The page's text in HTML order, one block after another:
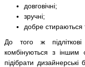
довговічні;
зручні;
добре стираються
До того ж
комбінуються з
підібрати дизайнерські